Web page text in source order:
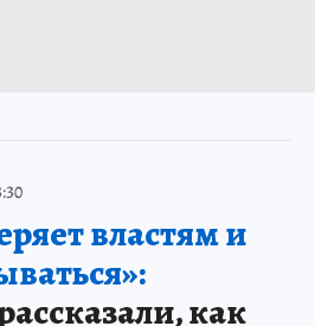
властям и
как